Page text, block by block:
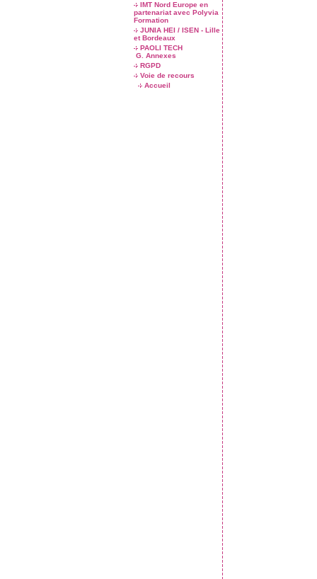
IMT Nord Europe en
partenariat avec Polyvia
Formation
JUNIA HEI / ISEN - Lille
et Bordeaux
PAOLI TECH
G. Annexes
RGPD
Voie de recours
Accueil